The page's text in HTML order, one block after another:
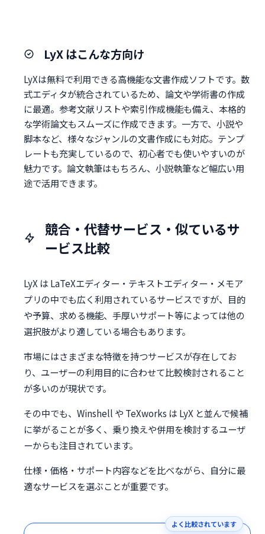
LyX はこんな方向け
LyXは無料で利用できる高機能な文書作成ソフトです。数
式エディタが統合されているため、論文や学術書の作成
に最適。参考文献リストや索引作成機能も備え、本格的
な学術論文もスムーズに作成できます。一方で、小説や
脚本など、様々なジャンルの文書作成にも対応。テンプ
レートも充実しているので、初心者でも使いやすいのが
魅力です。論文執筆はもちろん、小説執筆など幅広い用
途で活用できます。
競合・代替サービス・似ているサ
ービス比較
LyX は LaTeXエディター・テキストエディター・メモア
プリの中でも広く利用されているサービスですが、目的
や予算、求める機能、手厚いサポート等によっては他の
選択肢がより適している場合もあります。
市場にはさまざまな特徴を持つサービスが存在してお
り、ユーザーの利用目的に合わせて比較検討されること
が多いのが現状です。
その中でも、Winshell や TeXworks は LyX と並んで候補
に挙がることが多く、乗り換えや併用を検討するユーザ
ーからも注目されています。
仕様・価格・サポート内容などを比べながら、自分に最
適なサービスを選ぶことが重要です。
よく比較されています